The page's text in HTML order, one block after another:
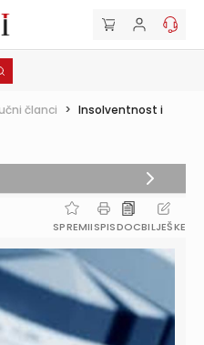
članci > Insolventnost i
SPREMIISPISDOCBILJEŠKE